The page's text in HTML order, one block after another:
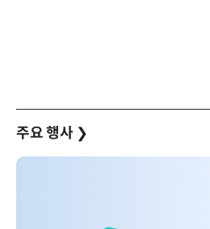
주요 행사 ❯